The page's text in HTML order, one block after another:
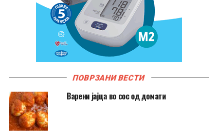
ПОВРЗАНИ ВЕСТИ
Варени јајца во сос од домати